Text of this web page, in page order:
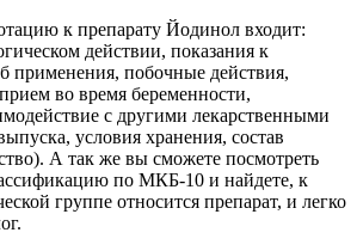
к препарату Йодинол входит:
действии, показания к
применения, побочные действия,
во время беременности,
с другими лекарственными
условия хранения, состав
А так же вы сможете посмотреть
по МКБ-10 и найдете, к
группе относится препарат, и легко